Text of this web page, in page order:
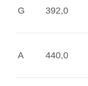
G 392,0
A 440,0